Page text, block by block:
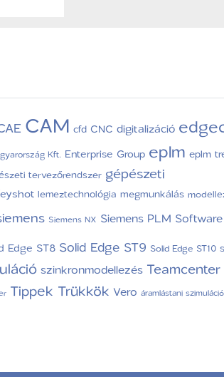
CAM cfd CNC digitalizáció
Kft. Enterprise Group eplm eplm
tervezőrendszer gépészeti
lemeztechnológia megmunkálás
Siemens NX Siemens PLM Software
Edge ST8 Solid Edge ST9 Solid Edge ST10
szinkronmodellezés Teamcenter
Tippek Trükkök Vero áramlástani szimuláció